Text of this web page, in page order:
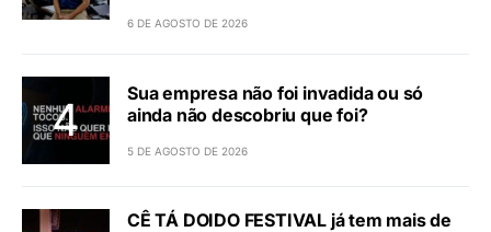
6 DE AGOSTO DE 2026
Sua empresa não foi invadida ou só
ainda não descobriu que foi?
5 DE AGOSTO DE 2026
CÊ TÁ DOIDO FESTIVAL já tem mais de